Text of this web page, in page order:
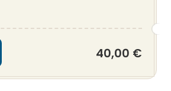
40,00 €